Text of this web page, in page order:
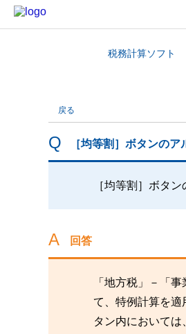
カテゴリから探す税務計算ソフト
戻る
［均等割］ボタンの
［均等割］ボタ
回答
「地方税」－「
て、特例計算を適
タン内においては